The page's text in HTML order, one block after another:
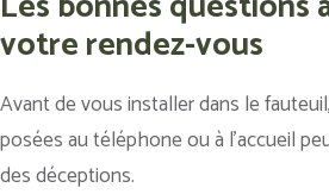
votre rendez-vous
Avant de vous installer dans le
posées au téléphone ou à l’accueil
des déceptions.